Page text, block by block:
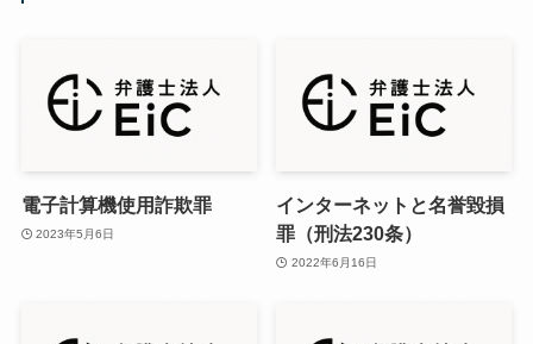
電子計算機使用詐欺罪
2023年5月6日
インターネットと名誉毀損
罪（刑法230条）
2022年6月16日